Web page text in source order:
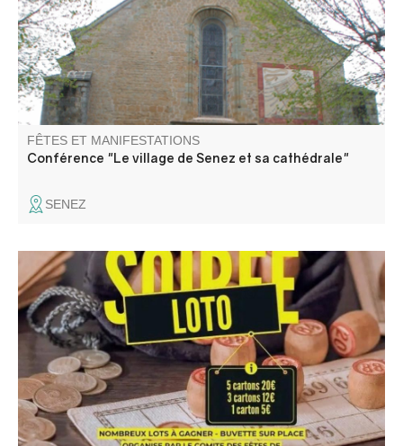
FÊTES ET MANIFESTATIONS
Conférence "Le village de Senez et sa cathédrale"
SENEZ
Loto de fin d'année du Comité des fêtes.